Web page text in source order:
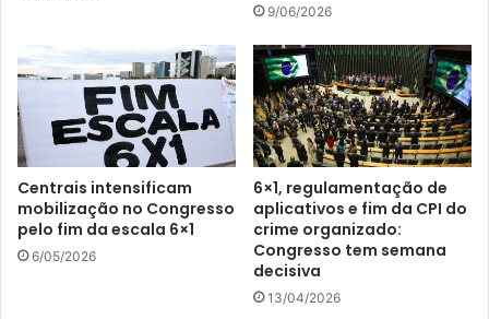
9/06/2026
Centrais intensificam
mobilização no Congresso
pelo fim da escala 6×1
6/05/2026
6×1, regulamentação de
aplicativos e fim da CPI do
crime organizado:
Congresso tem semana
decisiva
13/04/2026